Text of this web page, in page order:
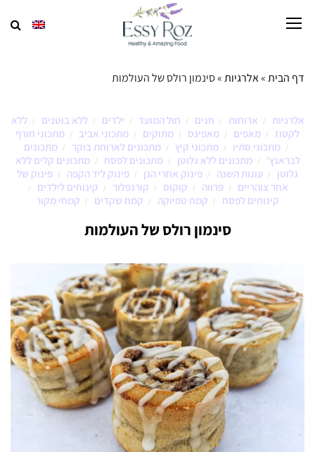
דף הבית»אלרגיות»סינמון רולס של העולמות
אלרגיות / ארוחות / חגים / חול המועד / ילדים / ללא בוטנים /
ללא
לקטוז
/ מאפים / מאפינס / מתוקים / מתכוני אביב / מתכוני חורף
/ מתכוני סתיו / מתכוני קיץ / מתכונים לארוחת בוקר /
מתכונים
לבראנץ'
/ מתכונים ללא גלוטן / מתכונים לפסח /
מתכונים קלים ללא
גלוטן
/ עונות השנה / פינוק אחרי הגן / פינוק ליד הקפה /
פינוק של
אחר צוהריים
/ פרווה / קוקוס / קורנפלור / קינוחים לילדים /
קינוחים לפסח / קמח טפיוקה / קמח שקדים / קמחי מקור
סינמון רולס של העולמות